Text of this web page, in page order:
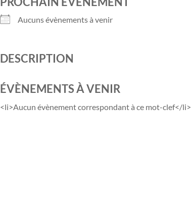
Aucuns évènements à venir
DESCRIPTION
ÉVÈNEMENTS À VENIR
<li>Aucun évènement correspondant à ce mot-clef</li>